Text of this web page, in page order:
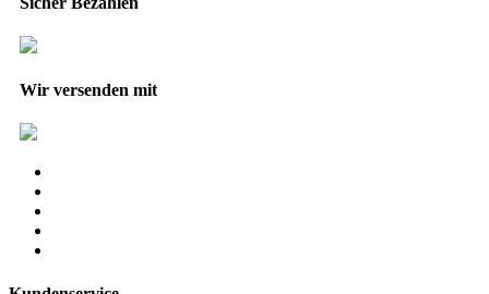
Wir versenden mit